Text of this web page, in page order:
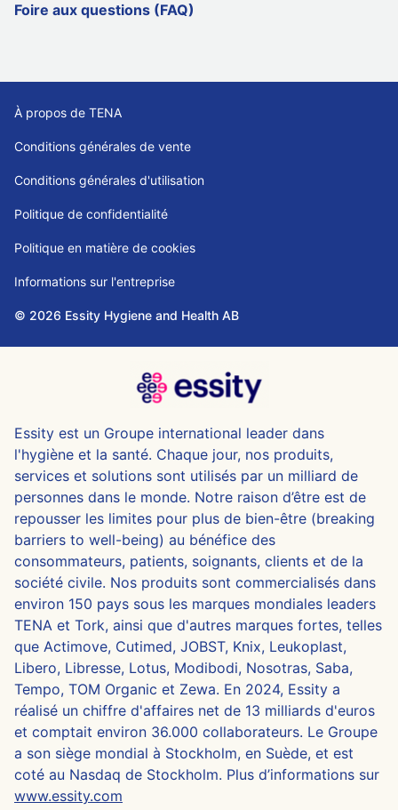
Foire aux questions (FAQ)
À propos de TENA
Conditions générales de vente
Conditions générales d'utilisation
Politique de confidentialité
Politique en matière de cookies
Informations sur l'entreprise
© 2026 Essity Hygiene and Health AB
Essity est un Groupe international leader dans
l'hygiène et la santé. Chaque jour, nos produits,
services et solutions sont utilisés par un milliard de
personnes dans le monde. Notre raison d’être est de
repousser les limites pour plus de bien-être (breaking
barriers to well-being) au bénéfice des
consommateurs, patients, soignants, clients et de la
société civile. Nos produits sont commercialisés dans
environ 150 pays sous les marques mondiales leaders
TENA et Tork, ainsi que d'autres marques fortes, telles
que Actimove, Cutimed, JOBST, Knix, Leukoplast,
Libero, Libresse, Lotus, Modibodi, Nosotras, Saba,
Tempo, TOM Organic et Zewa. En 2024, Essity a
réalisé un chiffre d'affaires net de 13 milliards d'euros
et comptait environ 36.000 collaborateurs. Le Groupe
a son siège mondial à Stockholm, en Suède, et est
coté au Nasdaq de Stockholm. Plus d’informations sur
www.essity.com